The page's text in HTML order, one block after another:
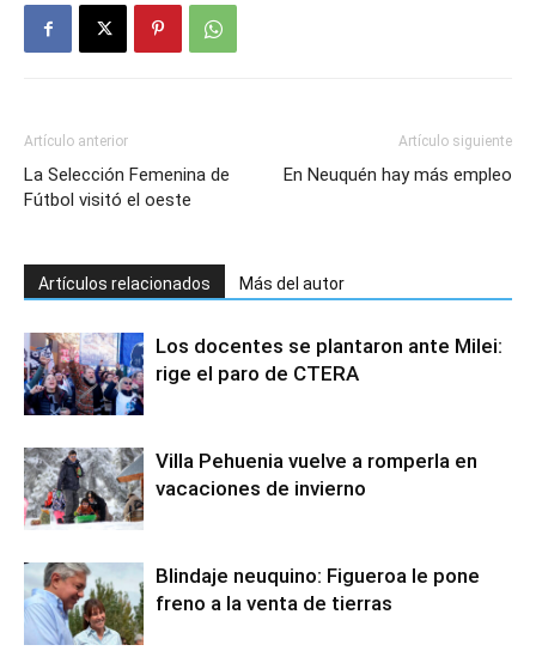
Artículo anterior
La Selección Femenina de
Fútbol visitó el oeste
Artículo siguiente
En Neuquén hay más empleo
Artículos relacionados Más del autor
Los docentes se plantaron ante Milei:
rige el paro de CTERA
Villa Pehuenia vuelve a romperla en
vacaciones de invierno
Blindaje neuquino: Figueroa le pone
freno a la venta de tierras